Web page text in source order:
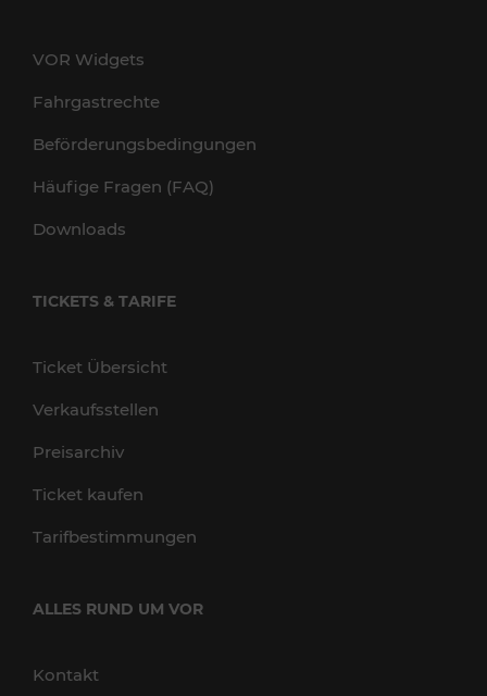
VOR Widgets
Fahrgastrechte
Beförderungsbedingungen
Häufige Fragen (FAQ)
Downloads
TICKETS & TARIFE
Ticket Übersicht
Verkaufsstellen
Preisarchiv
Ticket kaufen
Tarifbestimmungen
ALLES RUND UM VOR
Kontakt